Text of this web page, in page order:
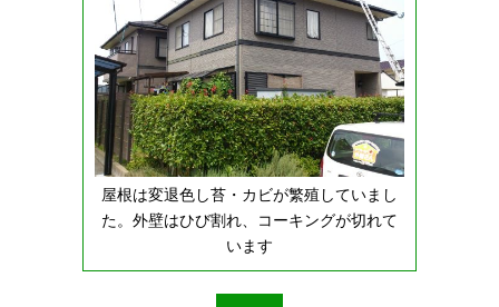
屋根は変退色し苔・カビが繁殖していまし
た。外壁はひび割れ、コーキングが切れて
います